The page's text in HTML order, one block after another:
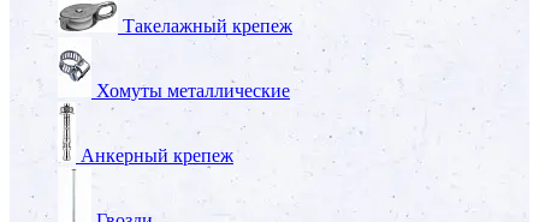
Такелажный крепеж
Хомуты металлические
Анкерный крепеж